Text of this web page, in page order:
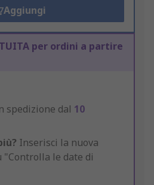
Aggiungi
per ordini a partire
spedizione dal 10
Inserisci la nuova
"Controlla le date di